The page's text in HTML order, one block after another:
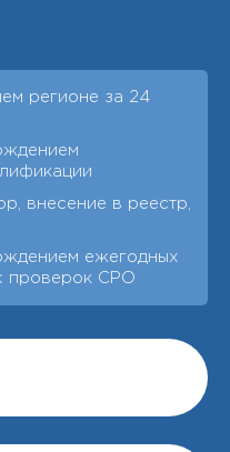
регионе за 24
внесение в реестр,
ежегодных
проверок СРО